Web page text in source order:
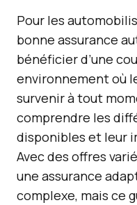
Pour les
bonne assurance
bénéficier d’une
environnement où
survenir à tout
comprendre les
disponibles et leur
Avec des offres
une assurance
complexe, mais ce